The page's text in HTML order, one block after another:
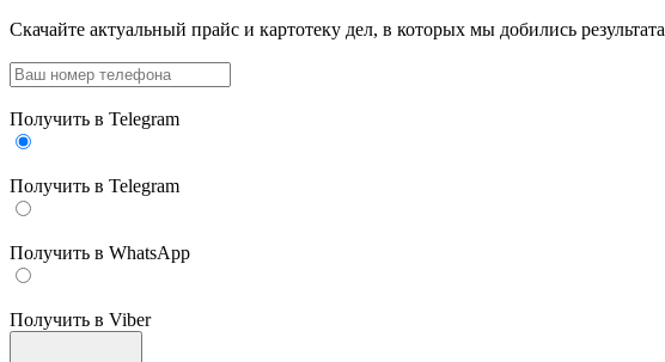
Скачайте актуальный прайс и картотеку дел, в которых мы добились результата
Получить в Telegram
Получить в Telegram
Получить в WhatsApp
Получить в Viber